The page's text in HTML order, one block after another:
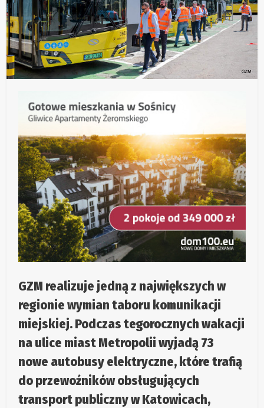
GZM realizuje jedną z największych w
regionie wymian taboru komunikacji
miejskiej. Podczas tegorocznych wakacji
na ulice miast Metropolii wyjadą 73
nowe autobusy elektryczne, które trafią
do przewoźników obsługujących
transport publiczny w Katowicach,